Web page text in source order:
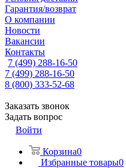
Гарантия/возврат
О компании
Новости
Вакансии
Контакты
7 (499) 288-16-50
7 (499) 288-16-50
8 (800) 333-52-68
Заказать звонок
Задать вопрос
Войти
Корзина0
Избранные товары0